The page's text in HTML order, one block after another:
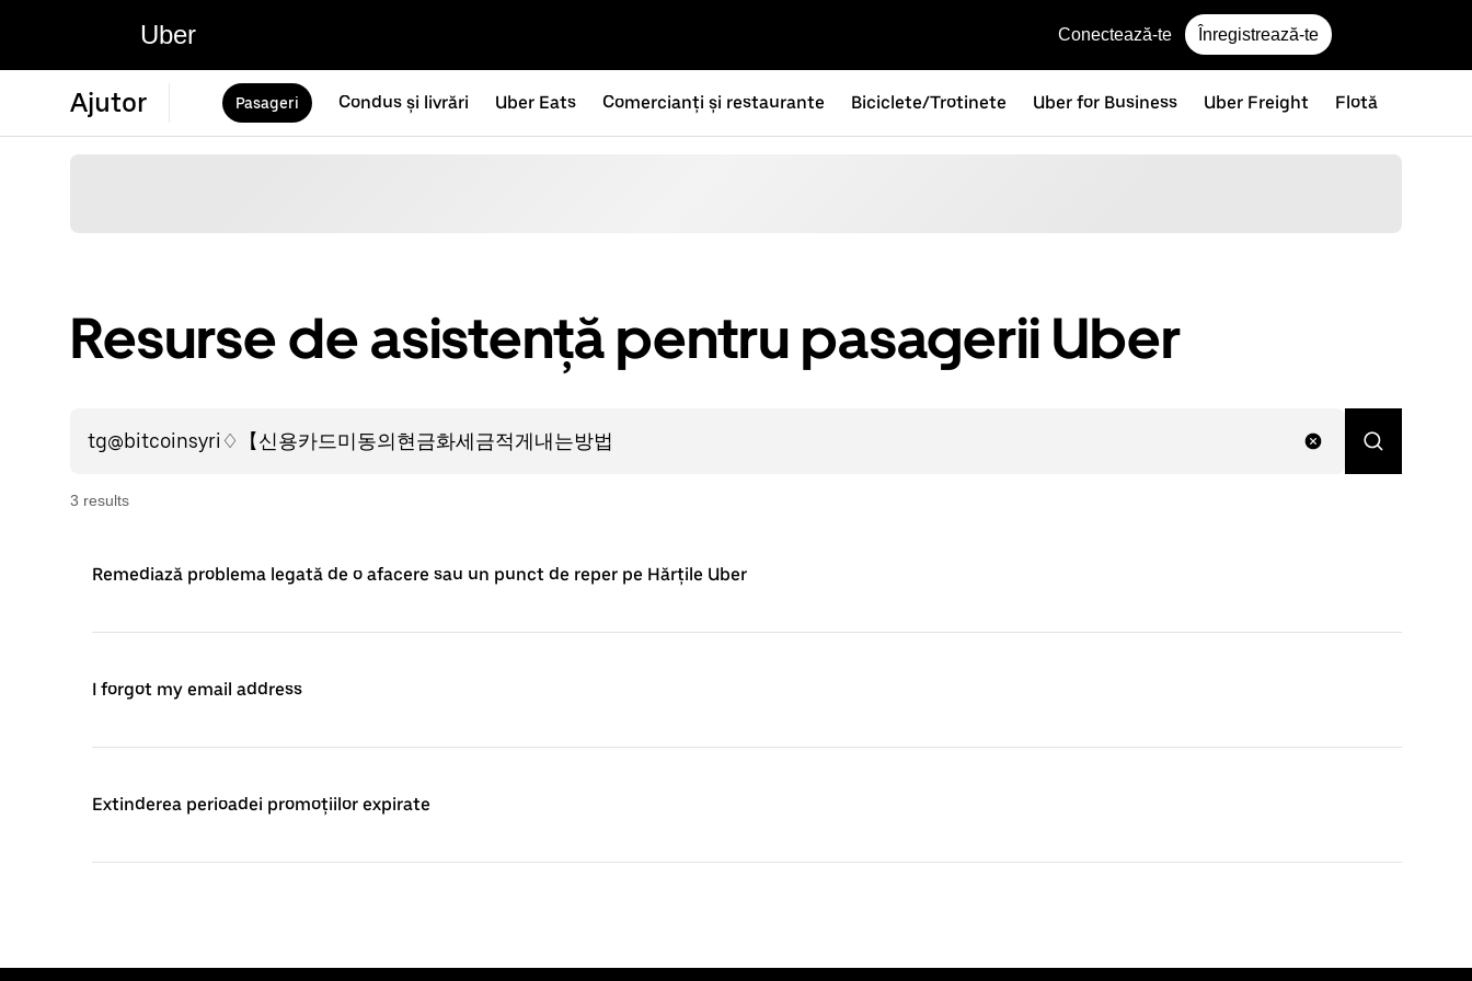
Uber Conectează-te Înregistrează-te
Ajutor Pasageri Condus și livrări Uber Eats Comercianți și restaurante Biciclete/Trotinete Uber for Business Uber Freight Flotă
Resurse de asistență pentru pasagerii Uber
3 results
Remediază problema legată de o afacere sau un punct de reper pe Hărțile Uber
I forgot my email address
Extinderea perioadei promoțiilor expirate